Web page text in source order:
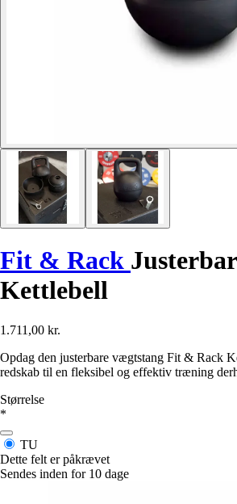
Fit & Rack
Kettlebell
1.711,00 kr.
Opdag den justerbare vægtstang Fit & Rack
redskab til en fleksibel og effektiv træning
Størrelse
*
TU
Dette felt er påkrævet
Sendes inden for 10 dage